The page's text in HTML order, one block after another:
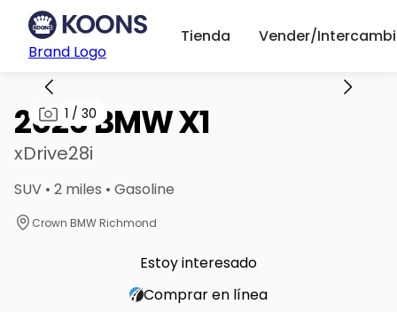
Brand Logo
Tienda Vender/
1 / 30
2026 BMW X1
xDrive28i
SUV • 2 miles • Gasoline
Crown BMW Richmond
Estoy interesado
Comprar en línea